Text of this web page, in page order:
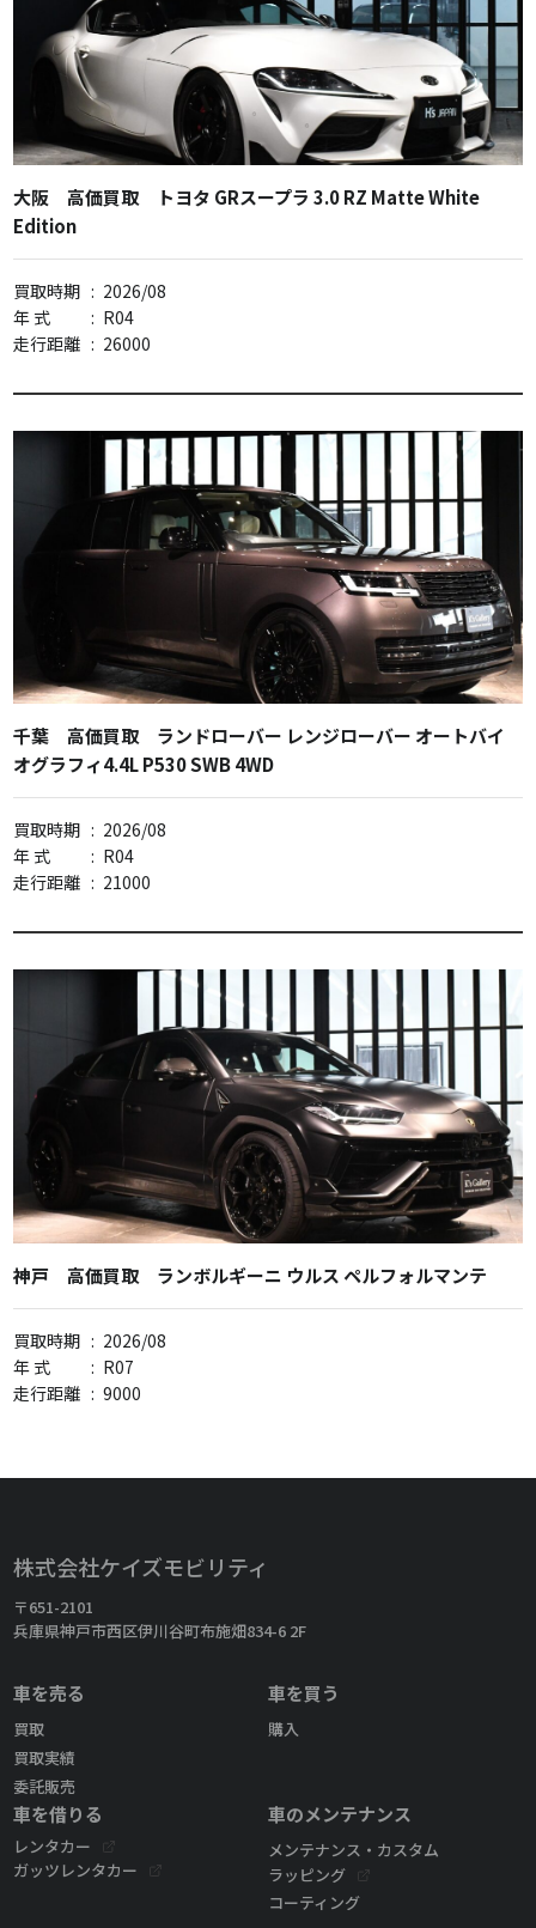
大阪 高価買取 トヨタ GRスープラ 3.0 RZ Matte White
Edition
買取時期 : 2026/08
年 式
: R04
走行距離 : 26000
千葉 高価買取 ランドローバー レンジローバー オートバイ
オグラフィ4.4L P530 SWB 4WD
買取時期 : 2026/08
年 式
: R04
走行距離 : 21000
神戸 高価買取 ランボルギーニ ウルス ペルフォルマンテ
買取時期 : 2026/08
年 式
: R07
走行距離 : 9000
株式会社ケイズモビリティ
〒651-2101
兵庫県神戸市西区伊川谷町布施畑834-6 2F
車を売る
買取
買取実績
委託販売
車を買う
購入
車を借りる
レンタカー
ガッツレンタカー
車のメンテナンス
メンテナンス・カスタム
ラッピング
コーティング